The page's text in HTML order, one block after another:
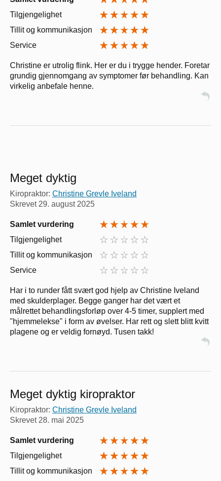
Tilgjengelighet
Tillit og kommunikasjon
Service
Christine er utrolig flink. Her er du i trygge hender. Foretar
grundig gjennomgang av symptomer før behandling. Kan
virkelig anbefale henne.
Meget dyktig
Kiropraktor: Christine Grevle Iveland
Skrevet 29. august 2025
Samlet vurdering
Tilgjengelighet
Tillit og kommunikasjon
Service
Har i to runder fått svært god hjelp av Christine Iveland
med skulderplager. Begge ganger har det vært et
målrettet behandlingsforløp over 4-5 timer, supplert med
"hjemmelekse" i form av øvelser. Har rett og slett blitt kvitt
plagene og er veldig fornøyd. Tusen takk!
Meget dyktig kiropraktor
Kiropraktor: Christine Grevle Iveland
Skrevet 28. mai 2025
Samlet vurdering
Tilgjengelighet
Tillit og kommunikasjon